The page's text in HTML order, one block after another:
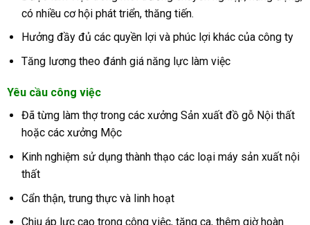
có nhiều cơ hội phát triển, thăng tiến.
Hưởng đầy đủ các quyền lợi và phúc lợi khác của công ty
Tăng lương theo đánh giá năng lực làm việc
Yêu cầu công việc
Đã từng làm thợ trong các xưởng Sản xuất đồ gỗ Nội thất
hoặc các xưởng Mộc
Kinh nghiệm sử dụng thành thạo các loại máy sản xuất nội
thất
Cẩn thận, trung thực và linh hoạt
Chịu áp lực cao trong công việc, tăng ca, thêm giờ hoàn